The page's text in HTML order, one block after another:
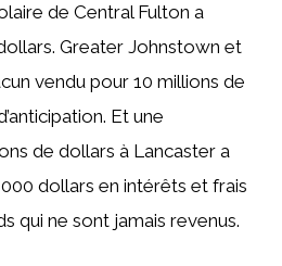
de Central Fulton a
Greater Johnstown et
vendu pour 10 millions de
Et une
de dollars à Lancaster a
dollars en intérêts et frais
qui ne sont jamais revenus.